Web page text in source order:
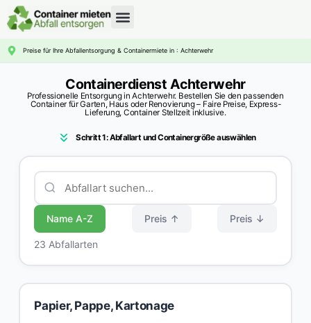
Preise für Ihre Abfallentsorgung & Containermiete in : Achterwehr
Containerdienst Achterwehr
Professionelle Entsorgung in Achterwehr. Bestellen Sie den passenden
Container für Garten, Haus oder Renovierung – Faire Preise, Express-
Lieferung, Container Stellzeit inklusive.
Schritt 1: Abfallart und Containergröße auswählen
Name A-Z Preis ↑ Preis ↓
23 Abfallarten
Papier, Pappe, Kartonage